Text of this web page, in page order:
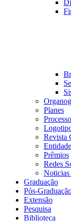
Planes
Revista
Prêmios
Redes
Noticias
Graduação
Pós-
Extensão
Pesquisa
Biblioteca